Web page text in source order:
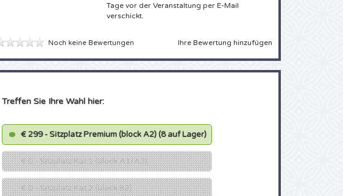
Tage vor der Veranstaltung per E-Mail
verschickt.
Noch keine Bewertungen Ihre Bewertung hinzufügen
Treffen Sie Ihre Wahl hier:
€ 299 - Sitzplatz Premium (block A2)(8 auf Lager)
€ 0 - Sitzplatz Kat 1 (block A1/A3)
€ 0 - Sitzplatz Kat 2 (block B2)